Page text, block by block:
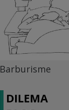
Barburisme
DILEMA